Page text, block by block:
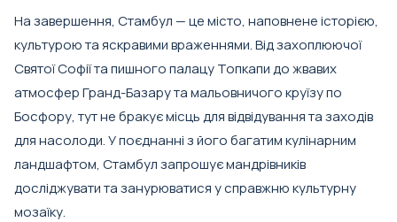
На завершення, Стамбул — це місто, наповнене історією,
культурою та яскравими враженнями. Від захоплюючої
Святої Софії та пишного палацу Топкапи до жвавих
атмосфер Гранд-Базару та мальовничого круїзу по
Босфору, тут не бракує місць для відвідування та заходів
для насолоди. У поєднанні з його багатим кулінарним
ландшафтом, Стамбул запрошує мандрівників
досліджувати та занурюватися у справжню культурну
мозаїку.